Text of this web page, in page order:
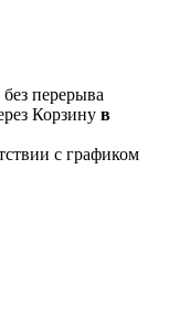
перерыва
Корзину в
с графиком